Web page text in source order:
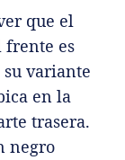
que el
frente es
su variante
en la
trasera.
negro